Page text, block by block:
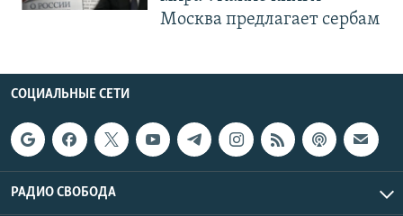
Москва предлагает сербам
СОЦИАЛЬНЫЕ СЕТИ
РАДИО СВОБОДА